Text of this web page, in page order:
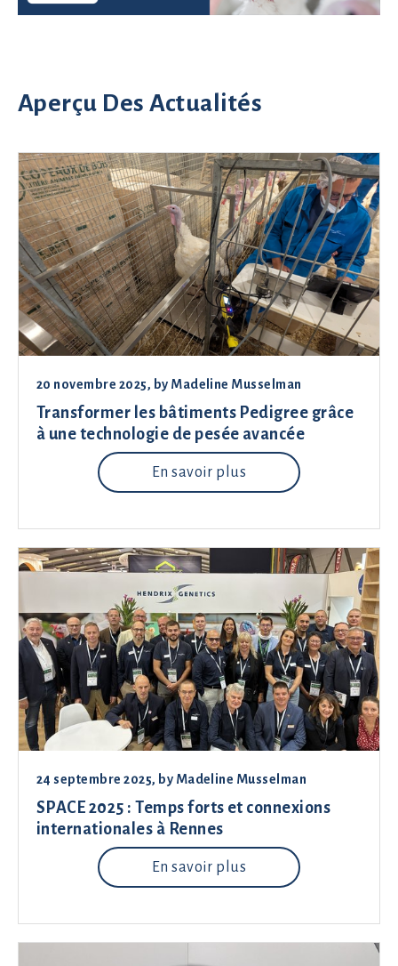
Aperçu Des Actualités
20 novembre 2025, by Madeline Musselman
Transformer les bâtiments Pedigree grâce
à une technologie de pesée avancée
En savoir plus
24 septembre 2025, by Madeline Musselman
SPACE 2025 : Temps forts et connexions
internationales à Rennes
En savoir plus